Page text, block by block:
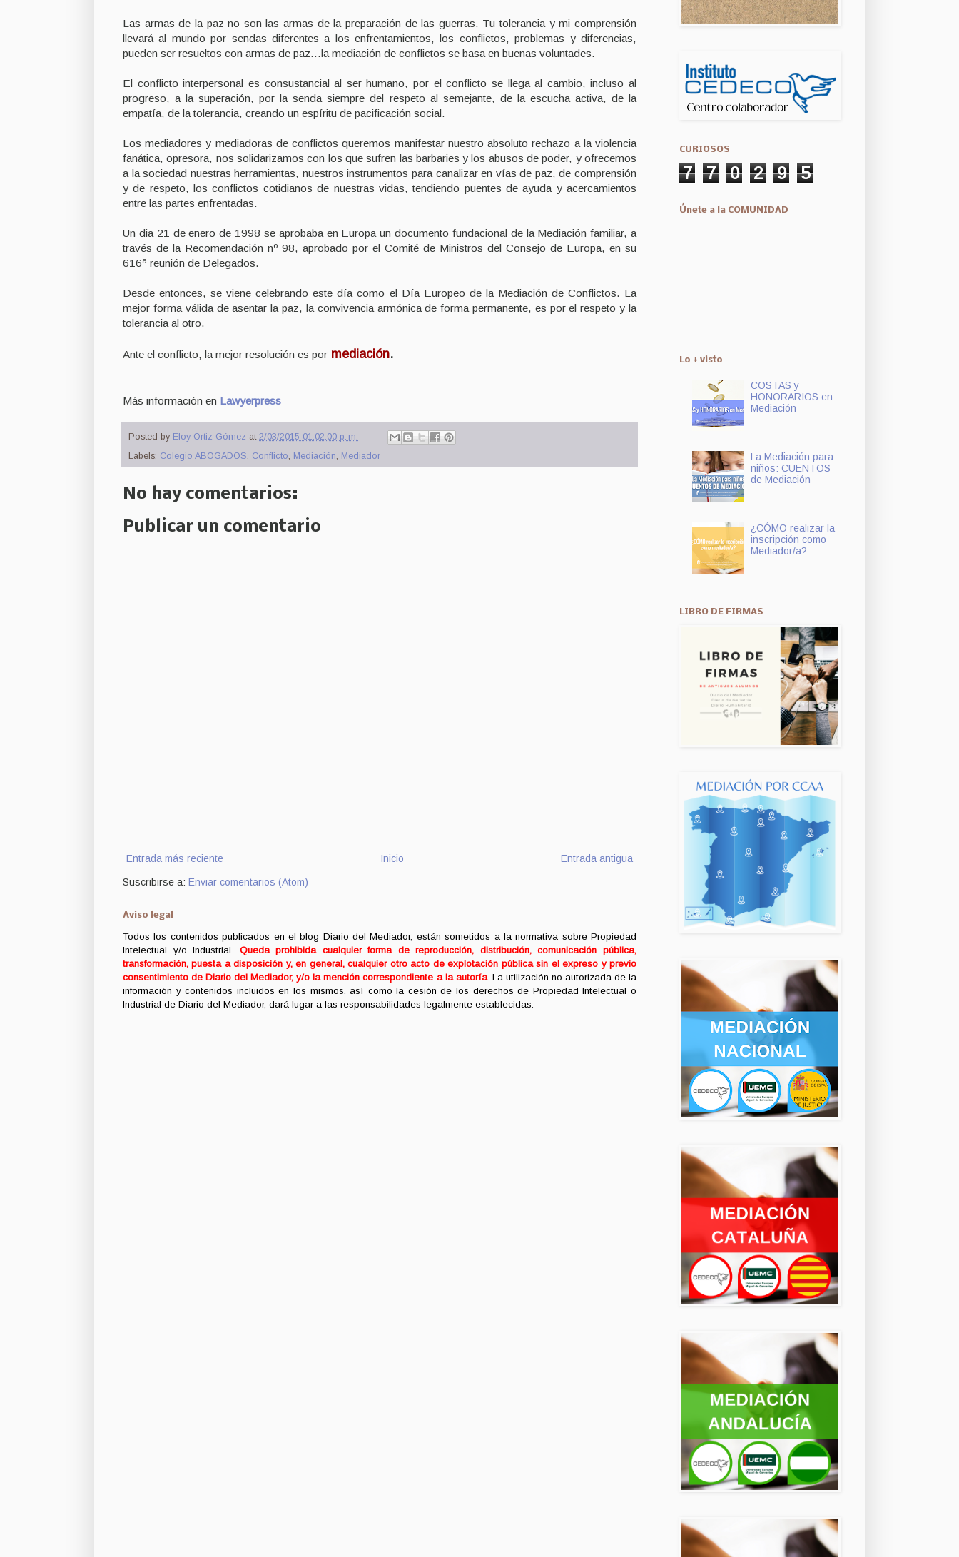
Las armas de la paz no son las armas de la preparación de las guerras. Tu tolerancia y mi comprensión
llevará al mundo por sendas diferentes a los enfrentamientos, los conflictos, problemas y diferencias,
pueden ser resueltos con armas de paz…la mediación de conflictos se basa en buenas voluntades.
El conflicto interpersonal es consustancial al ser humano, por el conflicto se llega al cambio, incluso al
progreso, a la superación, por la senda siempre del respeto al semejante, de la escucha activa, de la
empatía, de la tolerancia, creando un espíritu de pacificación social.
Los mediadores y mediadoras de conflictos queremos manifestar nuestro absoluto rechazo a la violencia
fanática, opresora, nos solidarizamos con los que sufren las barbaries y los abusos de poder, y ofrecemos
a la sociedad nuestras herramientas, nuestros instrumentos para canalizar en vías de paz, de comprensión
y de respeto, los conflictos cotidianos de nuestras vidas, tendiendo puentes de ayuda y acercamientos
entre las partes enfrentadas.
Un dia 21 de enero de 1998 se aprobaba en Europa un documento fundacional de la Mediación familiar, a
través de la Recomendación nº 98, aprobado por el Comité de Ministros del Consejo de Europa, en su
616ª reunión de Delegados.
Desde entonces, se viene celebrando este día como el Día Europeo de la Mediación de Conflictos. La
mejor forma válida de asentar la paz, la convivencia armónica de forma permanente, es por el respeto y la
tolerancia al otro.
Ante el conflicto, la mejor resolución es por mediación.
Más información en Lawyerpress
Posted by Eloy Ortiz Gómez at 2/03/2015 01:02:00 p. m.
Labels: Colegio ABOGADOS, Conflicto, Mediación, Mediador
No hay comentarios:
Publicar un comentario
Entrada más reciente Entrada antigua
Inicio
Suscribirse a: Enviar comentarios (Atom)
Aviso legal
Todos los contenidos publicados en el blog Diario del Mediador, están sometidos a la normativa sobre Propiedad
Intelectual y/o Industrial. Queda prohibida cualquier forma de reproducción, distribución, comunicación pública,
transformación, puesta a disposición y, en general, cualquier otro acto de explotación pública sin el expreso y previo
consentimiento de Diario del Mediador, y/o la mención correspondiente a la autoría. La utilización no autorizada de la
información y contenidos incluidos en los mismos, así como la cesión de los derechos de Propiedad Intelectual o
Industrial de Diario del Mediador, dará lugar a las responsabilidades legalmente establecidas.
CURIOSOS
7 7 0 2 9 5
Únete a la COMUNIDAD
Lo + visto
COSTAS y
HONORARIOS en
Mediación
La Mediación para
niños: CUENTOS
de Mediación
¿CÓMO realizar la
inscripción como
Mediador/a?
LIBRO DE FIRMAS